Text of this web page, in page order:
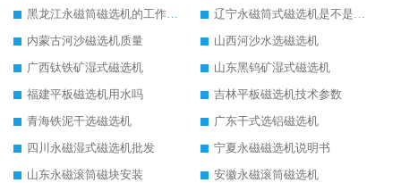
黑龙江永磁筒磁选机的工作原理
辽宁永磁筒式磁选机是不是强磁
内蒙古河沙磁选机质量
山西河沙水选磁选机
广西钛铁矿湿式磁选机
山东黑钨矿湿式磁选机
福建平板磁选机用水吗
吉林平板磁选机技术参数
青海铁泥干选磁选机
广东干式选铝磁选机
四川永磁湿式磁选机批发
宁夏永磁磁选机说明书
山东永磁滚筒磁块安装
安徽永磁滚筒磁选机